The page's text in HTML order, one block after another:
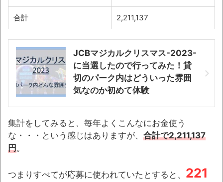
合計 2,211,137
JCBマジカルクリスマス-2023-
に当選したので行ってみた！貸
切のパーク内はどういった雰囲
気なのか初めて体験
集計をしてみると、毎年よくこんなにお金使う
な・・・という感じはありますが、 合計で2,211,137
円。
つまりすべてが応募に使われていたとすると、 221